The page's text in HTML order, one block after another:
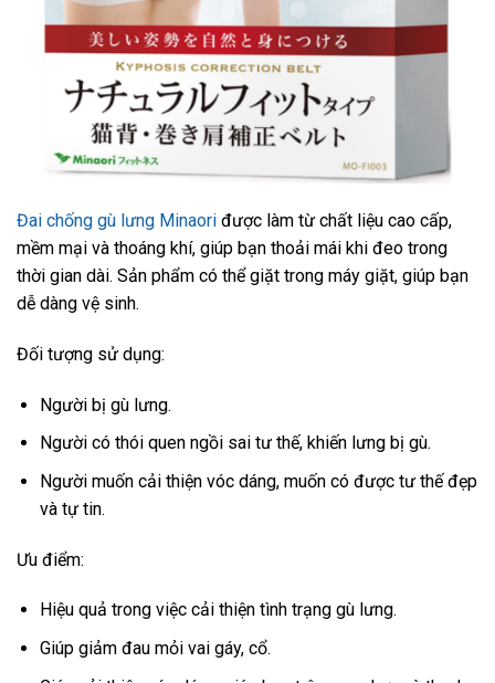
Đai chống gù lưng Minaori được làm từ chất liệu cao cấp,
mềm mại và thoáng khí, giúp bạn thoải mái khi đeo trong
thời gian dài. Sản phẩm có thể giặt trong máy giặt, giúp bạn
dễ dàng vệ sinh.
Đối tượng sử dụng:
Người bị gù lưng.
Người có thói quen ngồi sai tư thế, khiến lưng bị gù.
Người muốn cải thiện vóc dáng, muốn có được tư thế đẹp
và tự tin.
Ưu điểm:
Hiệu quả trong việc cải thiện tình trạng gù lưng.
Giúp giảm đau mỏi vai gáy, cổ.